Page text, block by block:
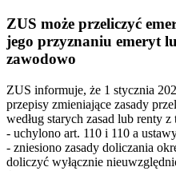
ZUS może przeliczyć
jego przyznaniu emeryt
zawodowo
ZUS informuje, że 1 stycznia
przepisy zmieniające zasady
według starych zasad lub renty
- uchylono art. 110 i 110 a
- zniesiono zasady doliczania
doliczyć wyłącznie